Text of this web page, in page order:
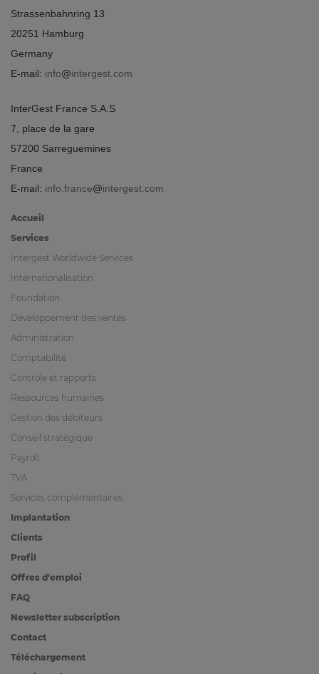
Strassenbahnring 13
20251 Hamburg
Germany
E-mail: info intergest.com
InterGest France S.A.S
7, place de la gare
57200 Sarreguemines
France
E-mail: info.france intergest.com
Accueil
Services
Intergest Worldwide Services
Internationalisation
Foundation
Développement des ventes
Administration
Comptabilité
Contrôle et rapports
Ressources humaines
Gestion des débiteurs
Conseil stratégique
Payroll
TVA
Services complémentaires
Implantation
Clients
Profil
Offres d'emploi
FAQ
Newsletter subscription
Contact
Téléchargement